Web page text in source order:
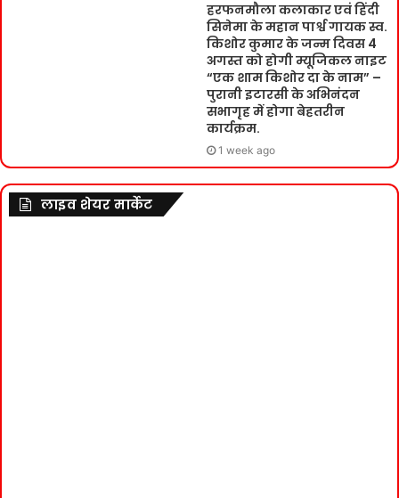
हरफनमौला कलाकार एवं हिंदी
सिनेमा के महान पार्श्व गायक स्व.
किशोर कुमार के जन्म दिवस 4
अगस्त को होगी म्यूजिकल नाइट
“एक शाम किशोर दा के नाम” –
पुरानी इटारसी के अभिनंदन
सभागृह में होगा बेहतरीन
कार्यक्रम.
1 week ago
लाइव शेयर मार्केट